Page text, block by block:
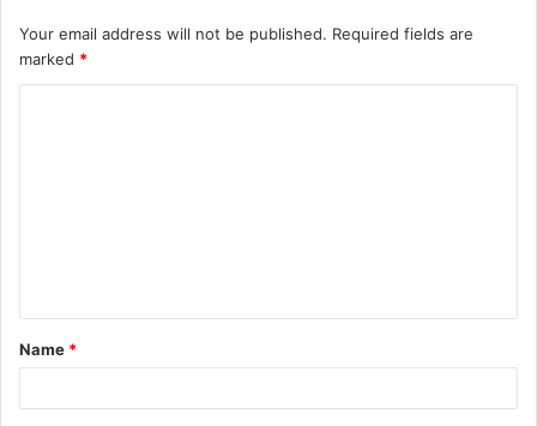
Your email address will not be published. Required fields are
marked *
t
*
Name *